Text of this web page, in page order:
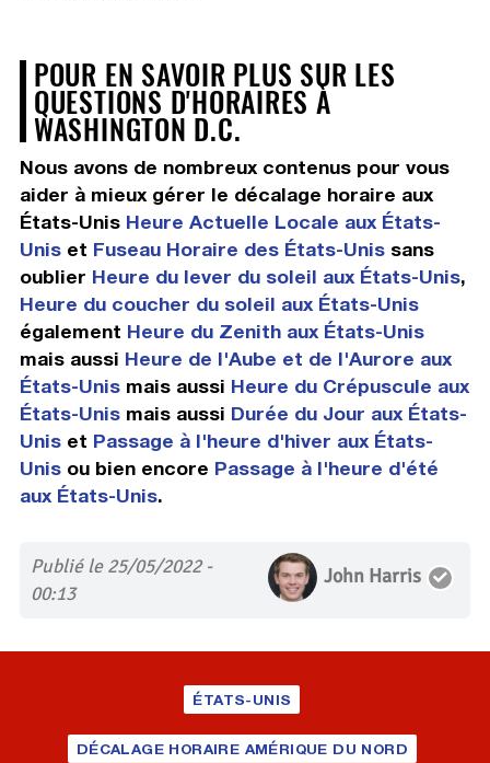
POUR EN SAVOIR PLUS SUR LES
QUESTIONS D'HORAIRES À
WASHINGTON D.C.
Nous avons de nombreux contenus pour vous
aider à mieux gérer le décalage horaire aux
États-Unis Heure Actuelle Locale aux États-
Uniset Fuseau Horaire des États-Unissans
oublier Heure du lever du soleil aux États-Unis,
Heure du coucher du soleil aux États-Unis
également Heure du Zenith aux États-Unis
mais aussi Heure de l'Aube et de l'Aurore aux
États-Unismais aussi Heure du Crépuscule aux
États-Unismais aussi Durée du Jour aux États-
Uniset Passage à l'heure d'hiver aux États-
Unisou bien encore Passage à l'heure d'été
aux États-Unis.
Publié le 25/05/2022 -
00:13
John Harris
ÉTATS-UNIS
DÉCALAGE HORAIRE AMÉRIQUE DU NORD